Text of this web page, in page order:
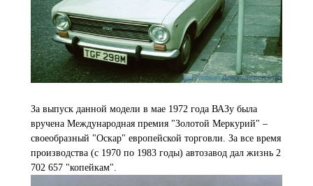
За выпуск данной модели в мае 1972 года ВАЗу была
вручена Международная премия "Золотой Меркурий" –
своеобразный "Оскар" европейской торговли. За все время
производства (с 1970 по 1983 годы) автозавод дал жизнь 2
702 657 "копейкам".